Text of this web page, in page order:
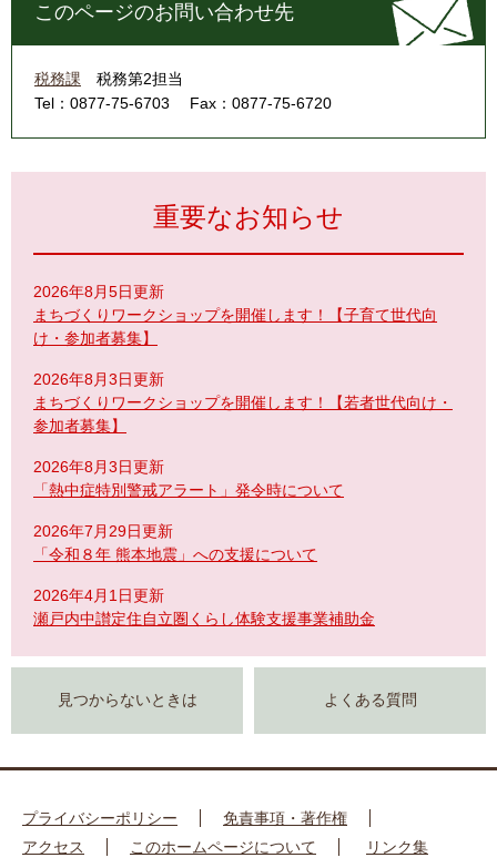
このページのお問い合わせ先
税務課
税務第2担当
Tel：0877-75-6703
Fax：0877-75-6720
重要なお知らせ
2026年8月5日更新
まちづくりワークショップを開催します！【子育て世代向
け・参加者募集】
2026年8月3日更新
まちづくりワークショップを開催します！【若者世代向け・
参加者募集】
2026年8月3日更新
「熱中症特別警戒アラート」発令時について
2026年7月29日更新
「令和８年 熊本地震」への支援について
2026年4月1日更新
瀬戸内中讃定住自立圏くらし体験支援事業補助金
見つからないときは よくある質問
プライバシーポリシー
免責事項・著作権
アクセス
このホームページについて リンク集